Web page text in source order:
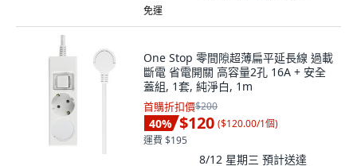
免運
One Stop 零間隙超薄扁平延長線 過載
斷電 省電開關 高容量2孔 16A + 安全
蓋組, 1套, 純淨白, 1m
首購折扣價$200
40% $120 ($120.00/1個)
運費 $195
8/12 星期三 預計送達